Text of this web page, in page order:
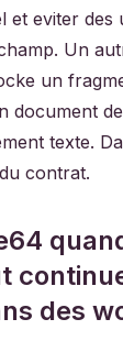
et eviter des
Un
un
document de
texte.
contrat.
des